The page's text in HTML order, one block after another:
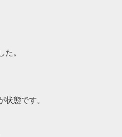
。
状態です。